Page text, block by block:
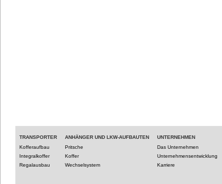
TRANSPORTER
Kofferaufbau
Integralkoffer
Regalausbau
ANHÄNGER UND LKW-AUFBAUTEN
Pritsche
Koffer
Wechselsystem
UNTERNEHMEN
Das Unternehmen
Unternehmensentwicklung
Karriere